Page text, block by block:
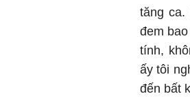
tăng ca.
đem
tính,
ấy tôi
đến bất